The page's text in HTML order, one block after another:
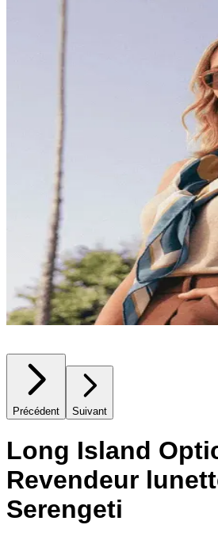
Précédent Suivant
Long Island
Revendeur
Serengeti